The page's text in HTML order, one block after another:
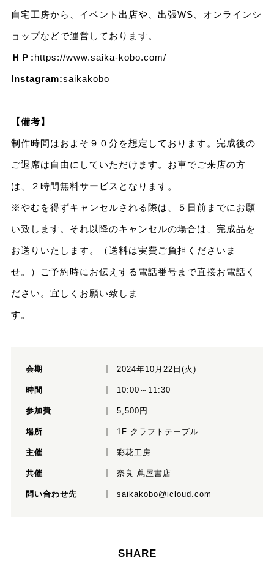
自宅工房から、イベント出店や、出張WS、オンラインシ
ョップなどで運営しております。
ＨＰ:https://www.saika-kobo.com/
Instagram:saikakobo
【備考】
制作時間はおよそ９０分を想定しております。完成後の
ご退席は自由にしていただけます。お車でご来店の方
は、２時間無料サービスとなります。
※やむを得ずキャンセルされる際は、５日前までにお願
い致します。それ以降のキャンセルの場合は、完成品を
お送りいたします。（送料は実費ご負担くださいま
せ。）ご予約時にお伝えする電話番号まで直接お電話く
ださい。宜しくお願い致しま
す
会期 2024年10月22日(火)
時間 10:00～11:30
参加費 5,500円
場所 1F クラフトテーブル
主催 彩花工房
共催 奈良 蔦屋書店
問い合わせ先 saikakobo@icloud.com
SHARE